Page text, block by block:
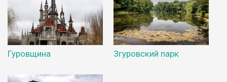
Гуровщина Згуровский парк